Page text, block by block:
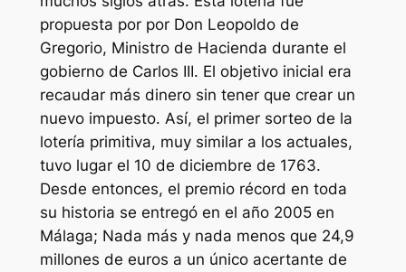
propuesta por por Don Leopoldo de
Gregorio, Ministro de Hacienda durante el
gobierno de Carlos III. El objetivo inicial era
recaudar más dinero sin tener que crear un
nuevo impuesto. Así, el primer sorteo de la
lotería primitiva, muy similar a los actuales,
tuvo lugar el 10 de diciembre de 1763.
Desde entonces, el premio récord en toda
su historia se entregó en el año 2005 en
Málaga; Nada más y nada menos que 24,9
millones de euros a un único acertante de